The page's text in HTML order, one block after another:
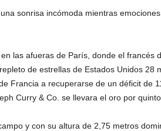
sonrisa incómoda mientras
las afueras de París, donde el francés
de estrellas de Estados Unidos 28
Francia a recuperarse de un déficit de
Curry & Co. se llevara el oro por
y con su altura de 2,75 metros